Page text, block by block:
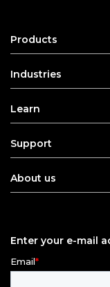
Products
Industries
Learn
Support
About us
Enter your e-mail